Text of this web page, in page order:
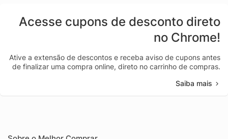
Acesse cupons de desconto direto
no Chrome!
Ative a extensão de descontos e receba aviso de cupons antes
de finalizar uma compra online, direto no carrinho de compras.
Saiba mais